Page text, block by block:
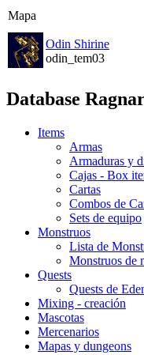
Mapa
Odin Shirine
odin_tem03
Database
Items
Armas
Armaduras y
Cajas - Box
Cartas
Combos de
Sets de equipo
Monstruos
Lista de
Monstruos de
Quests
Quests de
Mixing - creación
Mascotas
Mercenarios
Mapas y dungeons